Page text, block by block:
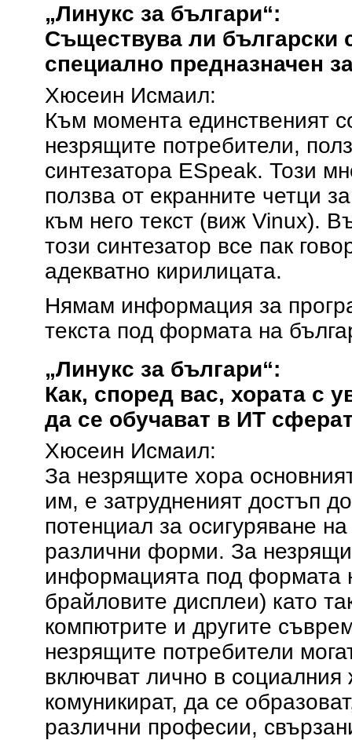
„Линукс за българи“:
Съществува ли български
специално предназначен
Хюсеин Исмаил:
Към момента единственият
незрящите потребители,
синтезатора ESpeak. Този
ползва от екранните четци
към него текст (виж Vinux).
този синтезатор все пак
адекватно кирилицата.
Нямам информация за
текста под формата на
„Линукс за българи“:
Как, според вас, хората с
да се обучават в ИТ
Хюсеин Исмаил:
За незрящите хора
им, е затрудненият достъп
потенциал за осигуряване
различни форми. За
информацията под формата
брайловите дисплеи) като
компютрите и другите
незрящите потребители
включват лично в
комуникират, да се
различни професии,